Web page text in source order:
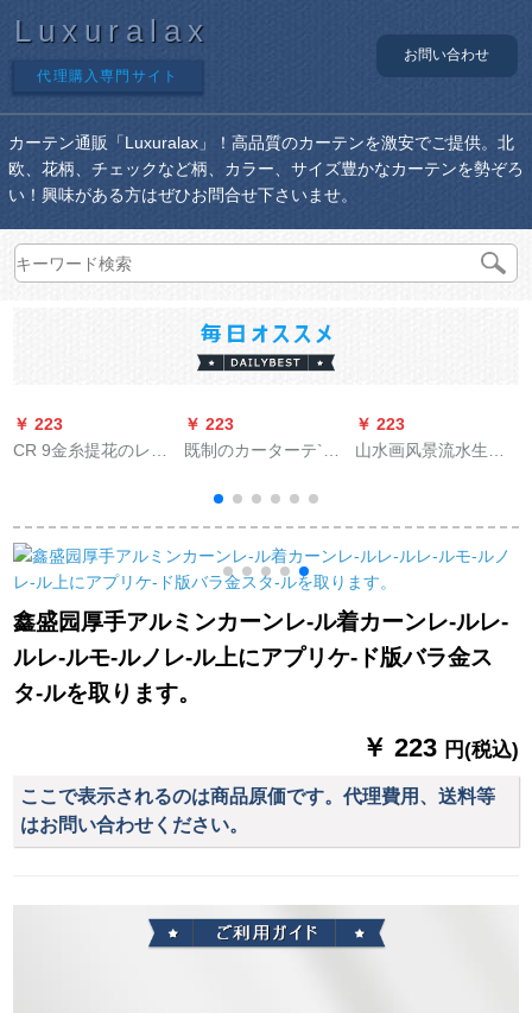
Luxuralax
代理購入専門サイト
お問い合わせ
カーテン通販「Luxuralax」！高品質のカーテンを激安でご提供。北
欧、花柄、チェックなど柄、カラー、サイズ豊かなカーテンを勢ぞろ
い！興味がある方はぜひお問合せ下さいませ。
￥ 223
CR 9金糸提花のレン
ーム
￥ 223
既制のカーターテ`ジ
ルド小シ`トカーター
テ`ン出窓リヴィティ
ン寝室ベルダ遮光布
の星青【遮光80%】
幅1.5高2.0打穴【一
対二】
￥ 223
山水画风景流水生财
完全遮光パソルリフ
ト书斎リング(一平方
の価格格)完全遮光一
面パンン
鑫盛园厚手アルミンカーンレ-ル着カーンレ-ルレ-
ルレ-ルモ-ルノレ-ル上にアプリケ-ド版バラ金ス
タ-ルを取ります。
￥ 223 円(税込)
ここで表示されるのは商品原価です。代理費用、送料等
はお問い合わせください。